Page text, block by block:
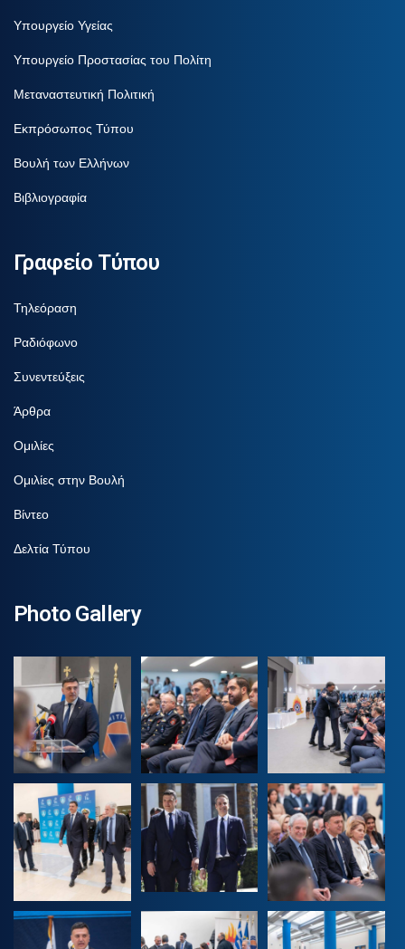
Υπουργείο Υγείας
Υπουργείο Προστασίας του Πολίτη
Μεταναστευτική Πολιτική
Εκπρόσωπος Τύπου
Βουλή των Ελλήνων
Βιβλιογραφία
Γραφείο Τύπου
Τηλεόραση
Ραδιόφωνο
Συνεντεύξεις
Άρθρα
Ομιλίες
Ομιλίες στην Βουλή
Βίντεο
Δελτία Τύπου
Photo Gallery